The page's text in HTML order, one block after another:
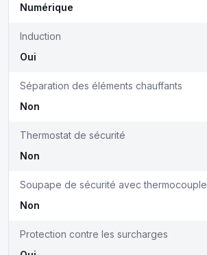
Numérique
Induction
Oui
Séparation des éléments chauffants
Non
Thermostat de sécurité
Non
Soupape de sécurité avec thermocouple
Non
Protection contre les surcharges